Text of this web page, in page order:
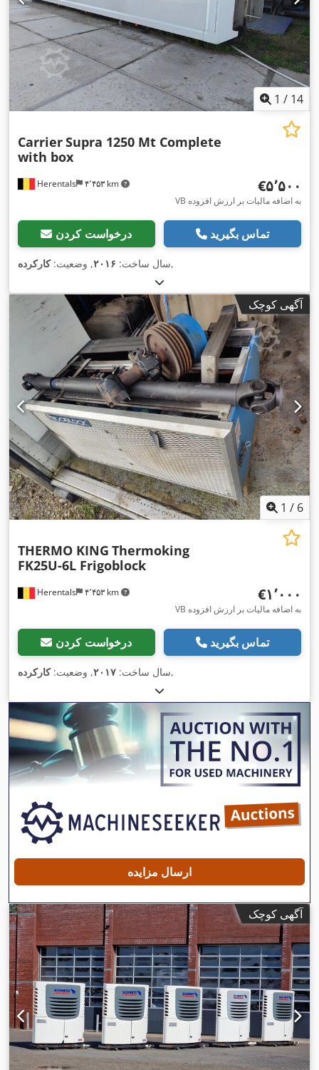
1 / 14
Herentals ۴٬۴۵۳ km
CarrierSupra 1250 Mt Complete
with box
‎€۵٬۵۰۰
VB به اضافه مالیات بر ارزش افزوده
درخواست کردن تماس بگیرید
سال ساخت: ۲۰۱۶, وضعیت:کارکرده ,
آگهی کوچک
1 / 6
Herentals ۴٬۴۵۳ km
THERMO KING Thermoking
FK25U-6L Frigoblock
‎€۱٬۰۰۰
VB به اضافه مالیات بر ارزش افزوده
درخواست کردن تماس بگیرید
سال ساخت: ۲۰۱۷, وضعیت:کارکرده ,
ارسال مزایده
آگهی کوچک